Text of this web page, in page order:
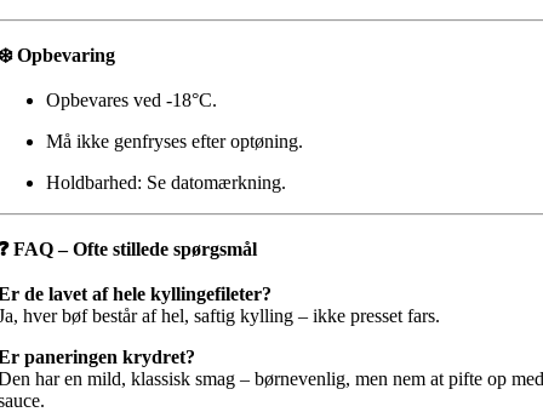
Opbevaring
Opbevares ved -18°C.
Må ikke genfryses efter optøning.
Holdbarhed: Se datomærkning.
FAQ – Ofte stillede spørgsmål
de lavet af hele kyllingefileter?
hver bøf består af hel, saftig kylling – ikke presset fars.
paneringen krydret?
har en mild, klassisk smag – børnevenlig, men nem at pifte op med